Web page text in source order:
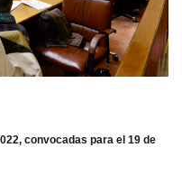
convocadas para el 19 de